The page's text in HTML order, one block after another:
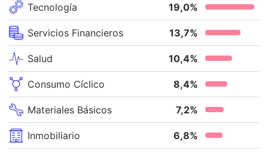
Tecnología 19,0%
Servicios Financieros 13,7%
Salud 10,4%
Consumo Cíclico 8,4%
Materiales Básicos 7,2%
Inmobiliario 6,8%